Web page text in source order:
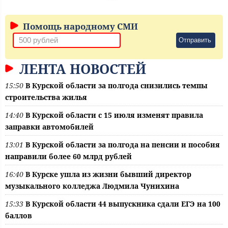
Помощь народному СМИ
Отправить
ЛЕНТА НОВОСТЕЙ
15:50 В Курской области за полгода снизились темпы
строительства жилья
14:40 В Курской области с 15 июля изменят правила
заправки автомобилей
13:01 В Курской области за полгода на пенсии и пособия
направили более 60 млрд рублей
16:40 В Курске ушла из жизни бывший директор
музыкального колледжа Людмила Чунихина
15:33 В Курской области 44 выпускника сдали ЕГЭ на 100
баллов